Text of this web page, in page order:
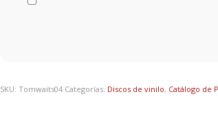
SKU:Tomwaits04 Categorías: Discos de vinilo, Catálogo de